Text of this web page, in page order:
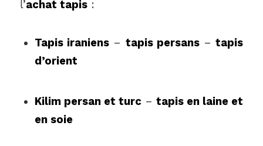
l’achat tapis:
Tapis iraniens – tapis persans–tapis
d’orient
Kilim persan et turc –tapis en laine et
en soie